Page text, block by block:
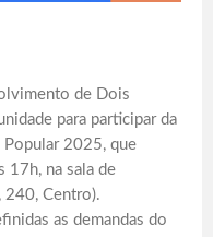
de Dois
para participar da
2025, que
17h, na sala de
240, Centro).
as demandas do